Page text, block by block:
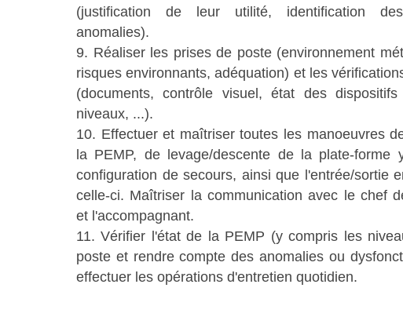
(justification de leur utilité, identification
anomalies).
9. Réaliser les prises de poste (environnement
risques environnants, adéquation) et les
(documents, contrôle visuel, état des
niveaux, ...).
10. Effectuer et maîtriser toutes les manoeuvres
la PEMP, de levage/descente de la plate-forme
configuration de secours, ainsi que l'entrée/sortie
celle-ci. Maîtriser la communication avec le chef
et l'accompagnant.
11. Vérifier l'état de la PEMP (y compris les
poste et rendre compte des anomalies ou
effectuer les opérations d'entretien quotidien.